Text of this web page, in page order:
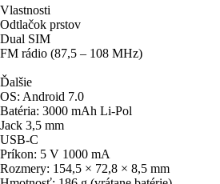
FM rádio (87,5 – 108 MHz)
Ďalšie
OS: Android 7.0
Batéria: 3000 mAh Li-Pol
Jack 3,5 mm
USB-C
Príkon: 5 V 1000 mA
Rozmery: 154,5 × 72,8 × 8,5 mm
Hmotnosť: 186 g (vrátane batérie)
Príslušenstvo: USB C kábel, sieťový adaptér
ELEMENT P5700
Parametre